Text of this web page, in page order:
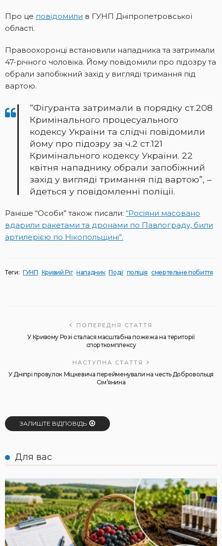
Про це повідомили в ГУНП Дніпропетровської
області.
Правоохоронці встановили нападника та затримали
47-річного чоловіка. Йому повідомили про підозру та
обрали запобіжний захід у вигляді тримання під
вартою.
“Фігуранта затримали в порядку ст.208
Кримінального процесуального
кодексу України та слідчі повідомили
йому про підозру за ч.2 ст.121
Кримінального кодексу України. 22
квітня нападнику обрали запобіжний
захід у вигляді тримання під вартою”, –
йдеться у повідомленні поліції.
Раніше “Особи” також писали: “Росіяни масовано
вдарили ракетами та дронами по Павлограду, били
артилерією по Нікопольщині”.
Теги: ГУНП Кривий Ріг нападник Події поліція смертельне побиття
ПОПЕРЕДНЯ СТАТТЯ
У Кривому Розі сталася масштабна пожежа на території
спорткомплексу
НАСТУПНА СТАТТЯ
У Дніпрі провулок Міцкевича перейменували на честь Добровольця
Сім’янина
ЗАЛИШТЕ ВІДПОВІДЬ
Для вас